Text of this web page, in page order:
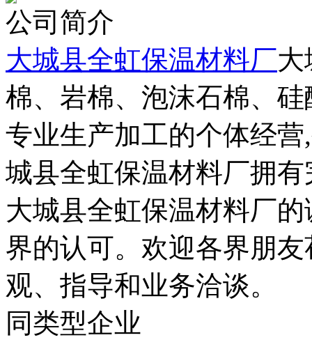
公司简介
大城县全虹保温材料厂大
棉、岩棉、泡沫石棉、
专业生产加工的个体经
城县全虹保温材料厂拥
大城县全虹保温材料厂
界的认可。欢迎各界朋
观、指导和业务洽谈。
同类型企业